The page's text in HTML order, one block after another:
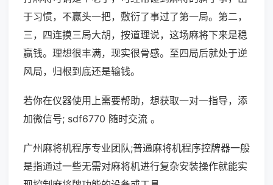
于习惯，不赢头一把，敷衍了事过了第一局。第二，
三，四连摸三局大胡，按道理说，这场麻将下来是稳
赢钱。理想很丰满，现实很骨感。至四局后就处于逆
风局，归根到底还是输钱。
若你在仪器使用上需要帮助，想获取一对一指导，添
加微信号; sdf6770 随时交流 。
广州麻将机程序专业团队;普通麻将机程序控牌器一般
是指通过一些无需对麻将机进行复杂安装操作就能实